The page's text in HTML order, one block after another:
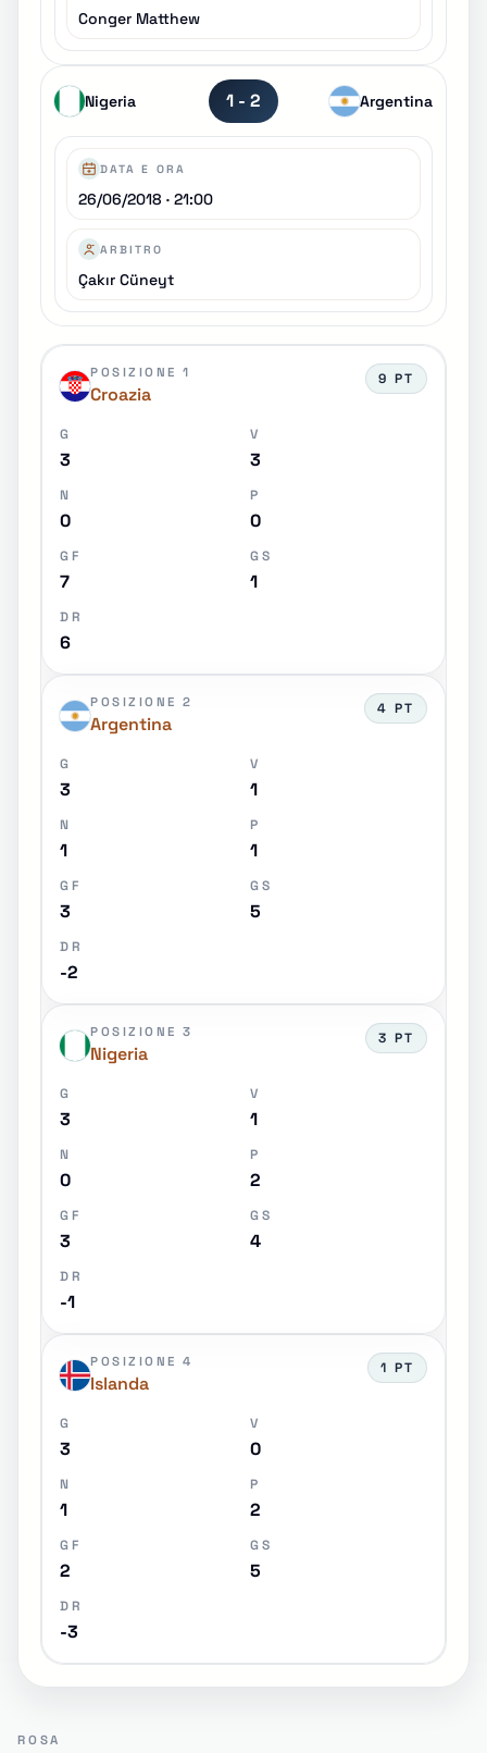
Conger Matthew
Nigeria 1 - 2 Argentina
DATA E ORA
26/06/2018 · 21:00
ARBITRO
Çakır Cüneyt
POSIZIONE 1
Croazia
9 PT
G
3
V
3
N
0
P
0
GF
7
GS
1
DR
6
POSIZIONE 2
Argentina
4 PT
G
3
V
1
N
1
P
1
GF
3
GS
5
DR
-2
POSIZIONE 3
Nigeria
3 PT
G
3
V
1
N
0
P
2
GF
3
GS
4
DR
-1
POSIZIONE 4
Islanda
1 PT
G
3
V
0
N
1
P
2
GF
2
GS
5
DR
-3
ROSA